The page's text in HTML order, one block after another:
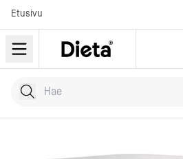
Etusivu
Hae tuotteita
Kirjoita hakusana...